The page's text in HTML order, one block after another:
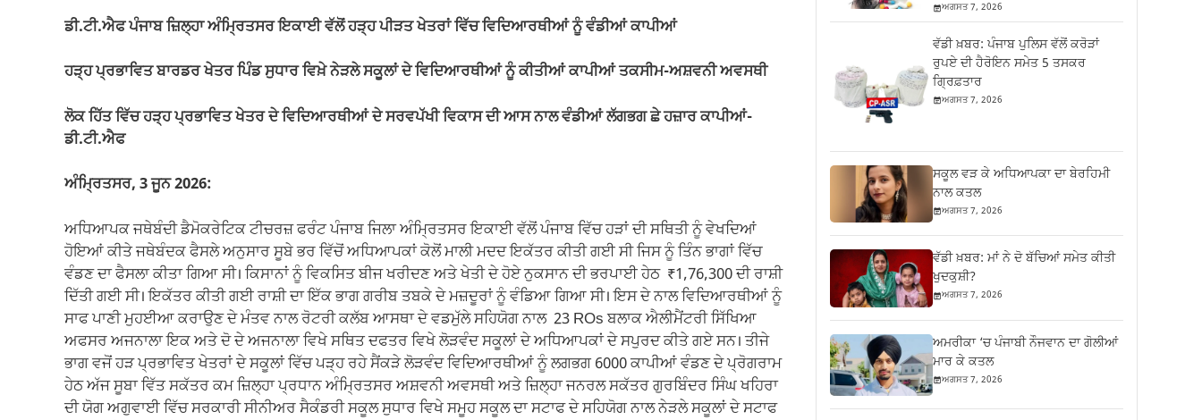
e
o
o
k
s
p
p
gr
m
y
n
k
e
ਡੀ.ਟੀ.ਐਫ ਪੰਜਾਬ ਜ਼ਿਲ੍ਹਾ ਅੰਮ੍ਰਿਤਸਰ ਇਕਾਈ ਵੱਲੋਂ ਹੜ੍ਹ ਪੀੜਤ ਖੇਤਰਾਂ ਵਿੱਚ ਵਿਦਿਆਰਥੀਆਂ ਨੂੰ ਵੰਡੀਆਂ ਕਾਪੀਆਂ
ਹੜ੍ਹ ਪ੍ਰਭਾਵਿਤ ਬਾਰਡਰ ਖੇਤਰ ਪਿੰਡ ਸੁਧਾਰ ਵਿਖ਼ੇ ਨੇੜਲੇ ਸਕੂਲਾਂ ਦੇ ਵਿਦਿਆਰਥੀਆਂ ਨੂੰ ਕੀਤੀਆਂ ਕਾਪੀਆਂ ਤਕਸੀਮ-ਅਸ਼ਵਨੀ ਅਵਸਥੀ
ਲੋਕ ਹਿੱਤ ਵਿੱਚ ਹੜ੍ਹ ਪ੍ਰਭਾਵਿਤ ਖੇਤਰ ਦੇ ਵਿਦਿਆਰਥੀਆਂ ਦੇ ਸਰਵਪੱਖੀ ਵਿਕਾਸ ਦੀ ਆਸ ਨਾਲ ਵੰਡੀਆਂ ਲੱਗਭਗ ਛੇ ਹਜ਼ਾਰ ਕਾਪੀਆਂ-
ਡੀ.ਟੀ.ਐਫ
ਅੰਮ੍ਰਿਤਸਰ, 3 ਜੂਨ 2026:
ਅਧਿਆਪਕ ਜਥੇਬੰਦੀ ਡੈਮੋਕਰੇਟਿਕ ਟੀਚਰਜ਼ ਫਰੰਟ ਪੰਜਾਬ ਜਿਲਾ ਅੰਮ੍ਰਿਤਸਰ ਇਕਾਈ ਵੱਲੋਂ ਪੰਜਾਬ ਵਿੱਚ ਹੜਾਂ ਦੀ ਸਥਿਤੀ ਨੂੰ ਵੇਖਦਿਆਂ
ਹੋਇਆਂ ਕੀਤੇ ਜਥੇਬੰਦਕ ਫੈਸਲੇ ਅਨੁਸਾਰ ਸੂਬੇ ਭਰ ਵਿੱਚੋਂ ਅਧਿਆਪਕਾਂ ਕੋਲੋਂ ਮਾਲੀ ਮਦਦ ਇਕੱਤਰ ਕੀਤੀ ਗਈ ਸੀ ਜਿਸ ਨੂੰ ਤਿੰਨ ਭਾਗਾਂ ਵਿੱਚ
ਵੰਡਣ ਦਾ ਫੈਸਲਾ ਕੀਤਾ ਗਿਆ ਸੀ। ਕਿਸਾਨਾਂ ਨੂੰ ਵਿਕਸਿਤ ਬੀਜ ਖਰੀਦਣ ਅਤੇ ਖੇਤੀ ਦੇ ਹੋਏ ਨੁਕਸਾਨ ਦੀ ਭਰਪਾਈ ਹੇਠ ₹1,76,300 ਦੀ ਰਾਸ਼ੀ
ਦਿੱਤੀ ਗਈ ਸੀ। ਇਕੱਤਰ ਕੀਤੀ ਗਈ ਰਾਸ਼ੀ ਦਾ ਇੱਕ ਭਾਗ ਗਰੀਬ ਤਬਕੇ ਦੇ ਮਜ਼ਦੂਰਾਂ ਨੂੰ ਵੰਡਿਆ ਗਿਆ ਸੀ। ਇਸ ਦੇ ਨਾਲ ਵਿਦਿਆਰਥੀਆਂ ਨੂੰ
ਸਾਫ ਪਾਣੀ ਮੁਹਈਆ ਕਰਾਉਣ ਦੇ ਮੰਤਵ ਨਾਲ ਰੋਟਰੀ ਕਲੱਬ ਆਸਥਾ ਦੇ ਵਡਮੁੱਲੇ ਸਹਿਯੋਗ ਨਾਲ 23 ROs ਬਲਾਕ ਐਲੀਮੈਂਟਰੀ ਸਿੱਖਿਆ
ਅਫਸਰ ਅਜਨਾਲਾ ਇਕ ਅਤੇ ਦੋ ਦੇ ਅਜਨਾਲਾ ਵਿਖੇ ਸਥਿਤ ਦਫਤਰ ਵਿਖੇ ਲੋੜਵੰਦ ਸਕੂਲਾਂ ਦੇ ਅਧਿਆਪਕਾਂ ਦੇ ਸਪੁਰਦ ਕੀਤੇ ਗਏ ਸਨ। ਤੀਜੇ
ਭਾਗ ਵਜੋਂ ਹੜ ਪ੍ਰਭਾਵਿਤ ਖੇਤਰਾਂ ਦੇ ਸਕੂਲਾਂ ਵਿੱਚ ਪੜ੍ਹ ਰਹੇ ਸੈਂਕੜੇ ਲੋੜਵੰਦ ਵਿਦਿਆਰਥੀਆਂ ਨੂੰ ਲਗਭਗ 6000 ਕਾਪੀਆਂ ਵੰਡਣ ਦੇ ਪ੍ਰੋਗਰਾਮ
ਹੇਠ ਅੱਜ ਸੂਬਾ ਵਿੱਤ ਸਕੱਤਰ ਕਮ ਜ਼ਿਲ੍ਹਾ ਪ੍ਰਧਾਨ ਅੰਮ੍ਰਿਤਸਰ ਅਸ਼ਵਨੀ ਅਵਸਥੀ ਅਤੇ ਜ਼ਿਲ੍ਹਾ ਜਨਰਲ ਸਕੱਤਰ ਗੁਰਬਿੰਦਰ ਸਿੰਘ ਖਹਿਰਾ
ਦੀ ਯੋਗ ਅਗੁਵਾਈ ਵਿੱਚ ਸਰਕਾਰੀ ਸੀਨੀਅਰ ਸੈਕੰਡਰੀ ਸਕੂਲ ਸੁਧਾਰ ਵਿਖੇ ਸਮੂਹ ਸਕੂਲ ਦਾ ਸਟਾਫ ਦੇ ਸਹਿਯੋਗ ਨਾਲ ਨੇੜਲੇ ਸਕੂਲਾਂ ਦੇ ਸਟਾਫ
ਅਗਸਤ 7, 2026
ਵੱਡੀ ਖ਼ਬਰ: ਪੰਜਾਬ ਪੁਲਿਸ ਵੱਲੋਂ ਕਰੋੜਾਂ
ਰੁਪਏ ਦੀ ਹੈਰੋਇਨ ਸਮੇਤ 5 ਤਸਕਰ
ਗ੍ਰਿਫ਼ਤਾਰ
ਅਗਸਤ 7, 2026
ਸਕੂਲ ਵੜ ਕੇ ਅਧਿਆਪਕਾ ਦਾ ਬੇਰਹਿਮੀ
ਨਾਲ ਕਤਲ
ਅਗਸਤ 7, 2026
ਵੱਡੀ ਖ਼ਬਰ: ਮਾਂ ਨੇ ਦੋ ਬੱਚਿਆਂ ਸਮੇਤ ਕੀਤੀ
ਖੁਦਕੁਸ਼ੀ?
ਅਗਸਤ 7, 2026
ਅਮਰੀਕਾ ‘ਚ ਪੰਜਾਬੀ ਨੌਜਵਾਨ ਦਾ ਗੋਲੀਆਂ
ਮਾਰ ਕੇ ਕਤਲ
ਅਗਸਤ 7, 2026